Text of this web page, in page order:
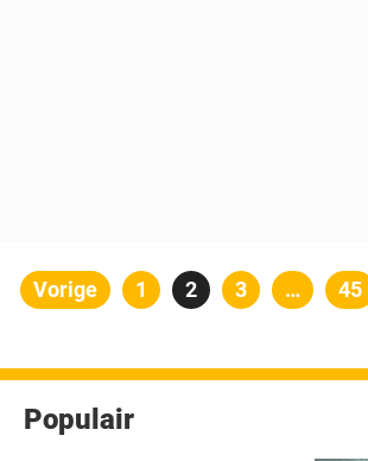
Berichten
Vorige Pagina
1 Pagina
2 Pagina
3 … 45
Populair